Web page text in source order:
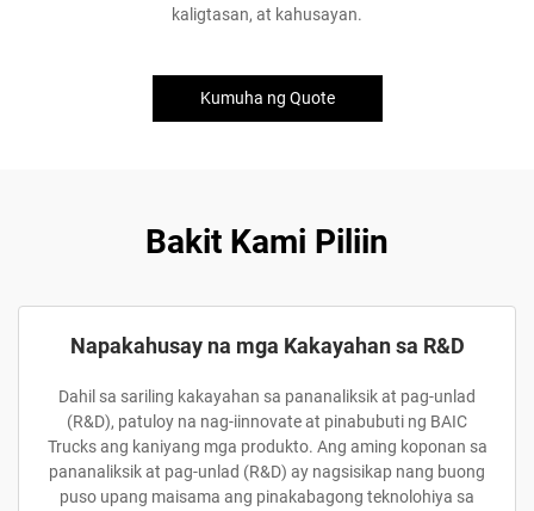
kaligtasan, at kahusayan.
Kumuha ng Quote
Bakit Kami Piliin
Napakahusay na mga Kakayahan sa R&D
Dahil sa sariling kakayahan sa pananaliksik at pag-unlad
(R&D), patuloy na nag-iinnovate at pinabubuti ng BAIC
Trucks ang kaniyang mga produkto. Ang aming koponan sa
pananaliksik at pag-unlad (R&D) ay nagsisikap nang buong
puso upang maisama ang pinakabagong teknolohiya sa